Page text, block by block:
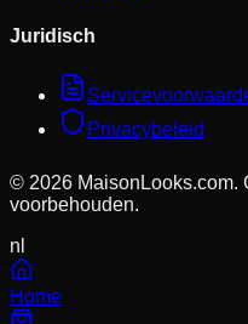
Juridisch
Privacybeleid
© 2026 MaisonLooks.com.
voorbehouden.
nl
Home